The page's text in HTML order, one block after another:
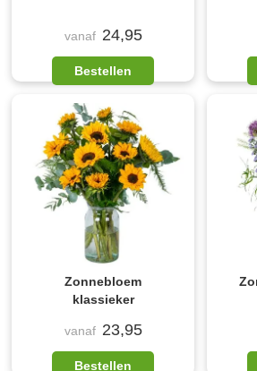
vanaf 24,95
Bestellen
Zonnebloem
klassieker
vanaf 23,95
Bestellen